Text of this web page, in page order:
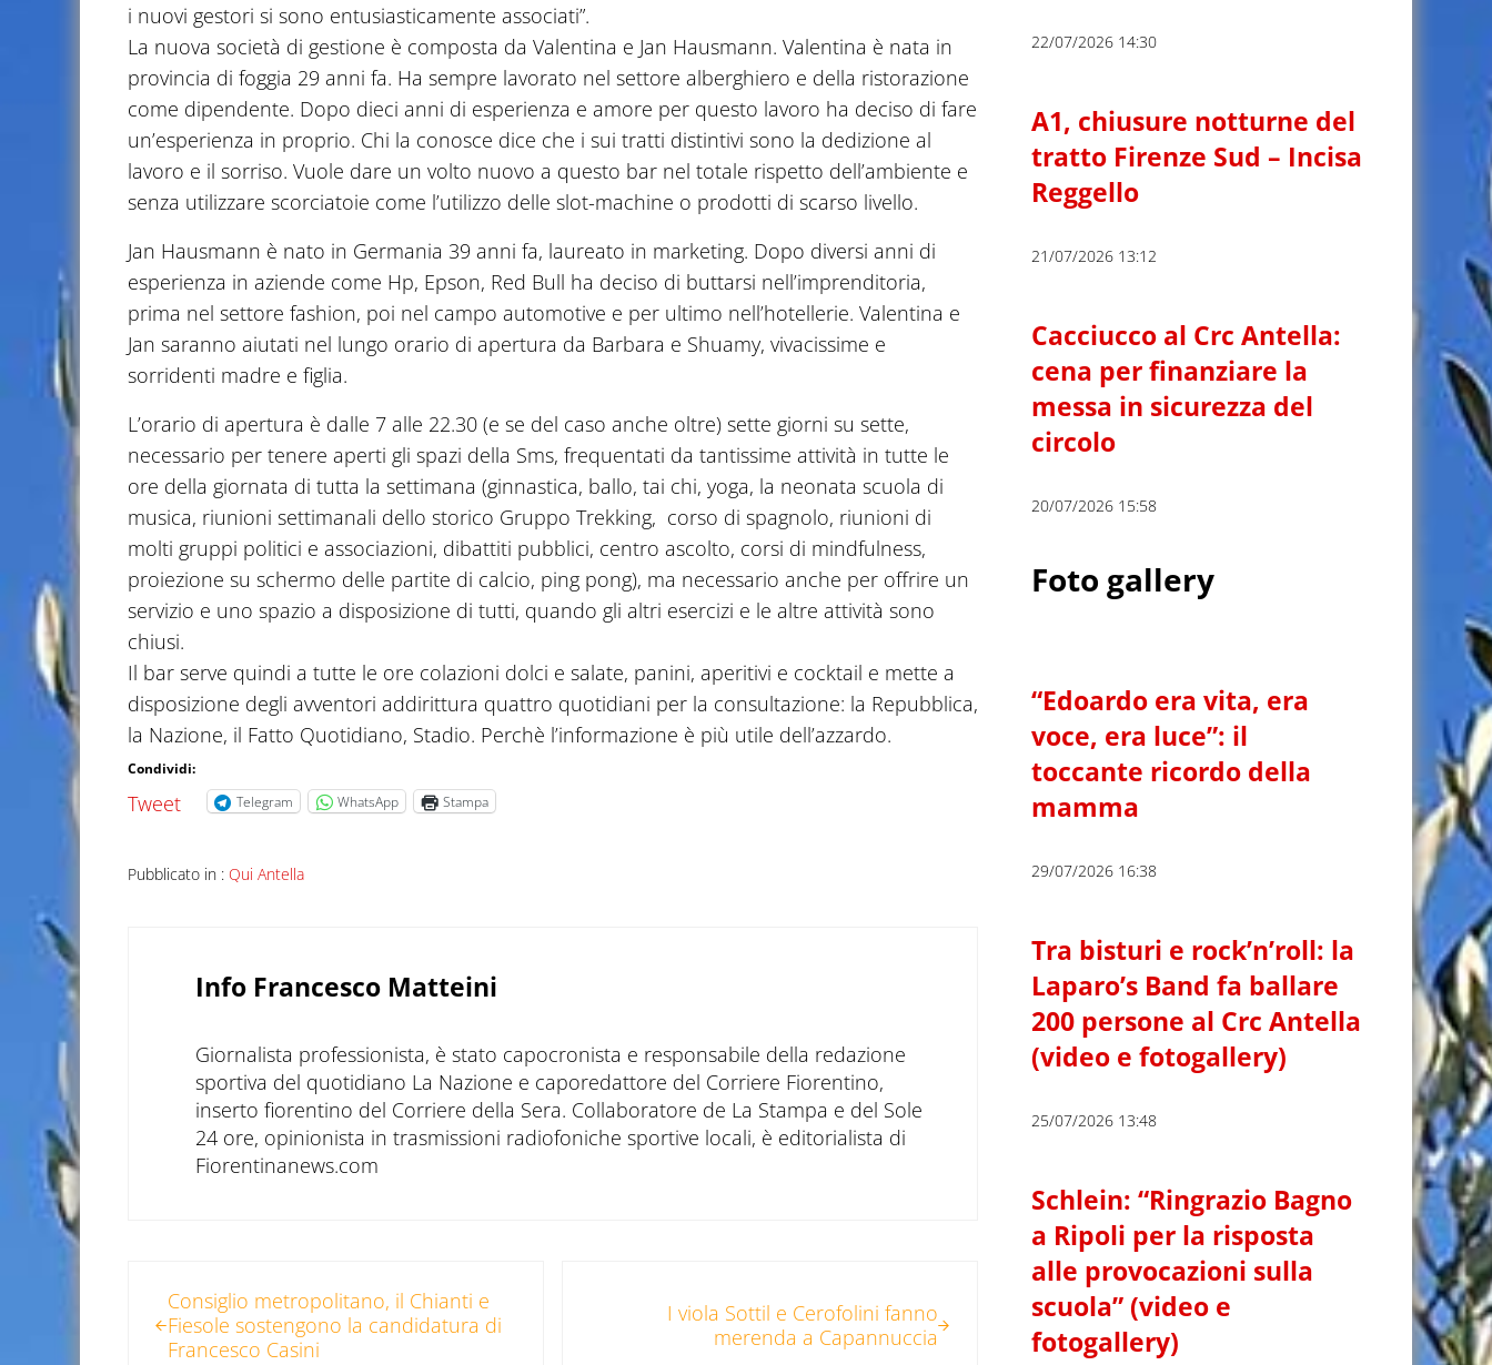
i nuovi gestori si sono entusiasticamente associati”.
La nuova società di gestione è composta da Valentina e Jan Hausmann. Valentina è nata in
provincia di foggia 29 anni fa. Ha sempre lavorato nel settore alberghiero e della ristorazione
come dipendente. Dopo dieci anni di esperienza e amore per questo lavoro ha deciso di fare
un’esperienza in proprio. Chi la conosce dice che i sui tratti distintivi sono la dedizione al
lavoro e il sorriso. Vuole dare un volto nuovo a questo bar nel totale rispetto dell’ambiente e
senza utilizzare scorciatoie come l’utilizzo delle slot-machine o prodotti di scarso livello.
Jan Hausmann è nato in Germania 39 anni fa, laureato in marketing. Dopo diversi anni di
esperienza in aziende come Hp, Epson, Red Bull ha deciso di buttarsi nell’imprenditoria,
prima nel settore fashion, poi nel campo automotive e per ultimo nell’hotellerie. Valentina e
Jan saranno aiutati nel lungo orario di apertura da Barbara e Shuamy, vivacissime e
sorridenti madre e figlia.
L’orario di apertura è dalle 7 alle 22.30 (e se del caso anche oltre) sette giorni su sette,
necessario per tenere aperti gli spazi della Sms, frequentati da tantissime attività in tutte le
ore della giornata di tutta la settimana (ginnastica, ballo, tai chi, yoga, la neonata scuola di
musica, riunioni settimanali dello storico Gruppo Trekking, corso di spagnolo, riunioni di
molti gruppi politici e associazioni, dibattiti pubblici, centro ascolto, corsi di mindfulness,
proiezione su schermo delle partite di calcio, ping pong), ma necessario anche per offrire un
servizio e uno spazio a disposizione di tutti, quando gli altri esercizi e le altre attività sono
chiusi.
Il bar serve quindi a tutte le ore colazioni dolci e salate, panini, aperitivi e cocktail e mette a
disposizione degli avventori addirittura quattro quotidiani per la consultazione: la Repubblica,
la Nazione, il Fatto Quotidiano, Stadio. Perchè l’informazione è più utile dell’azzardo.
Condividi:
Tweet Telegram WhatsApp Stampa
Pubblicato in : Qui Antella
Info Francesco Matteini
Giornalista professionista, è stato capocronista e responsabile della redazione
sportiva del quotidiano La Nazione e caporedattore del Corriere Fiorentino,
inserto fiorentino del Corriere della Sera. Collaboratore de La Stampa e del Sole
24 ore, opinionista in trasmissioni radiofoniche sportive locali, è editorialista di
Fiorentinanews.com
Consiglio metropolitano, il Chianti e
Fiesole sostengono la candidatura di
Francesco Casini
I viola Sottil e Cerofolini fanno
merenda a Capannuccia
22/07/2026 14:30
A1, chiusure notturne del
tratto Firenze Sud – Incisa
Reggello
21/07/2026 13:12
Cacciucco al Crc Antella:
cena per finanziare la
messa in sicurezza del
circolo
20/07/2026 15:58
Foto gallery
“Edoardo era vita, era
voce, era luce”: il
toccante ricordo della
mamma
29/07/2026 16:38
Tra bisturi e rock’n’roll: la
Laparo’s Band fa ballare
200 persone al Crc Antella
(video e fotogallery)
25/07/2026 13:48
Schlein: “Ringrazio Bagno
a Ripoli per la risposta
alle provocazioni sulla
scuola” (video e
fotogallery)